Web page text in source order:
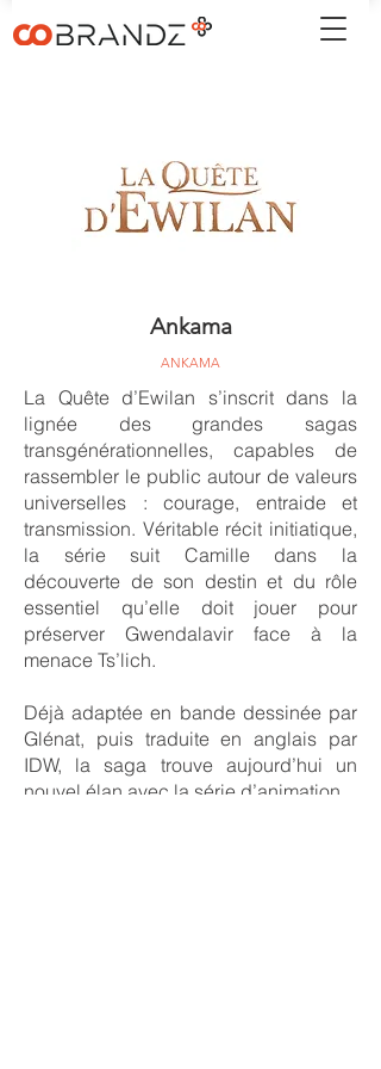
Ankama
ANKAMA
La Quête d’Ewilan s’inscrit dans la
lignée des grandes sagas
transgénérationnelles, capables de
rassembler le public autour de valeurs
universelles : courage, entraide et
transmission. Véritable récit initiatique,
la série suit Camille dans la
découverte de son destin et du rôle
essentiel qu’elle doit jouer pour
préserver Gwendalavir face à la
menace Ts’lich.
Déjà adaptée en bande dessinée par
Glénat, puis traduite en anglais par
IDW, la saga trouve aujourd’hui un
nouvel élan avec la série d’animation.